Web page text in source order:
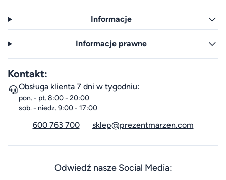
Informacje
Informacje prawne
Kontakt:
Obsługa klienta 7 dni w tygodniu:
pon. - pt. 8:00 - 20:00
sob. - niedz. 9:00 - 17:00
600 763 700 sklep@prezentmarzen.com
Odwiedź nasze Social Media: